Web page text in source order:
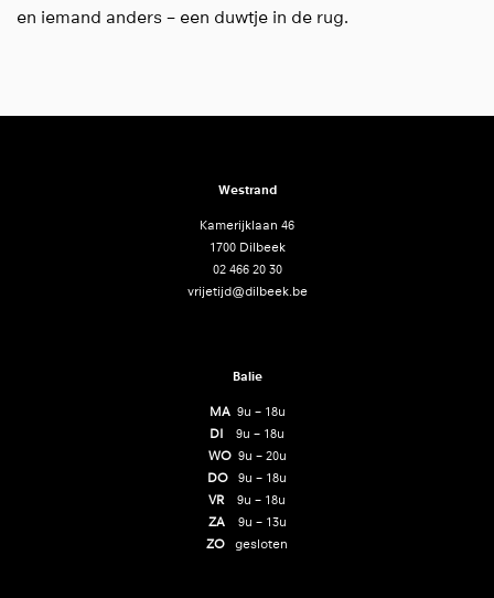
en iemand anders – een duwtje in de rug.
Westrand
Kamerijklaan 46
1700 Dilbeek
02 466 20 30
vrijetijd@dilbeek.be
Balie
MA 9u – 18u
DI 9u – 18u
WO9u – 20u
DO 9u – 18u
VR 9u – 18u
ZA
9u – 13u
ZO gesloten